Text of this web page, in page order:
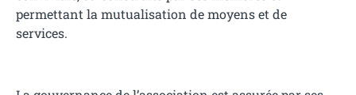
permettant la mutualisation de moyens et de
services.